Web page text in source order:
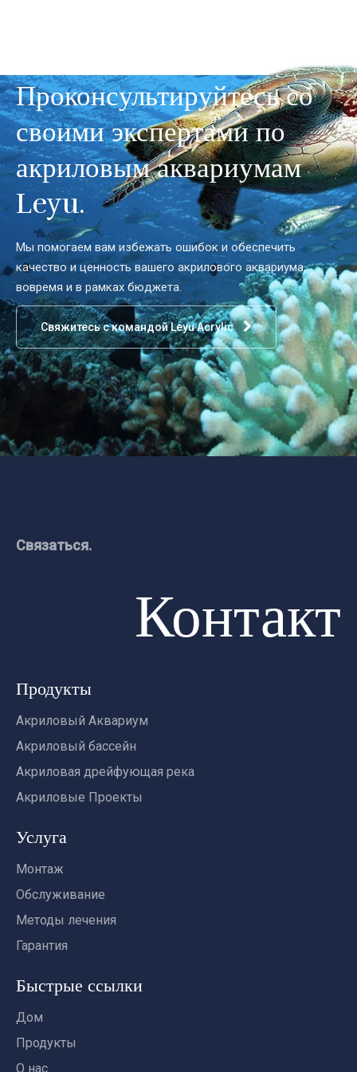
Проконсультируйтесь со
своими экспертами по
акриловым аквариумам
Leyu.
Мы помогаем вам избежать ошибок и обеспечить
качество и ценность вашего акрилового аквариума,
вовремя и в рамках бюджета.
Свяжитесь с командой Leyu Acrylic
Связаться.
Контакт
Продукты
Акриловый Аквариум
Акриловый бассейн
Акриловая дрейфующая река
Акриловые Проекты
Услуга
Монтаж
Обслуживание
Методы лечения
Гарантия
Быстрые ссылки
Дом
Продукты
О нас